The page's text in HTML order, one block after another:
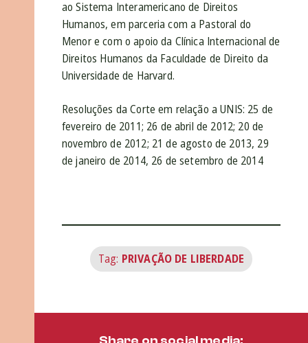
ao Sistema Interamericano de Direitos
Humanos, em parceria com a Pastoral do
Menor e com o apoio da Clínica Internacional de
Direitos Humanos da Faculdade de Direito da
Universidade de Harvard.
Resoluções da Corte em relação a UNIS: 25 de
fevereiro de 2011; 26 de abril de 2012; 20 de
novembro de 2012; 21 de agosto de 2013, 29
de janeiro de 2014, 26 de setembro de 2014
Tag: PRIVAÇÃO DE LIBERDADE